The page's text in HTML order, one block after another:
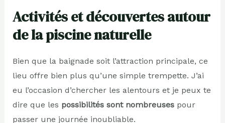
Activités et découvertes autour
de la piscine naturelle
Bien que la baignade soit l’attraction principale, ce
lieu offre bien plus qu’une simple trempette. J’ai
eu l’occasion d’chercher les alentours et je peux te
dire que les possibilités sont nombreusespour
passer une journée inoubliable.